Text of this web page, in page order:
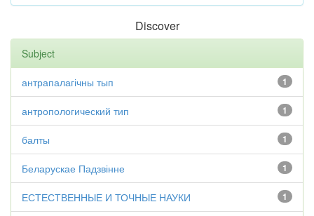
Discover
Subject
1
антрапалагічны тып
1
антропологический тип
1
балты
1
Беларускае Падзвінне
1
ЕСТЕСТВЕННЫЕ И ТОЧНЫЕ НАУКИ